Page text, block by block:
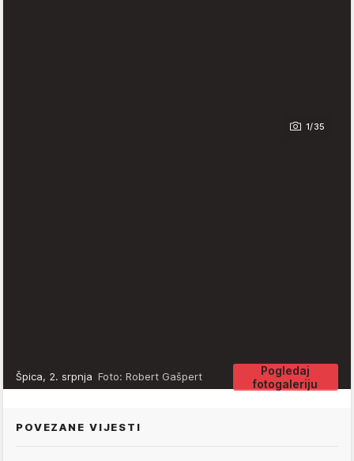
1/35
Pogledaj
fotogaleriju
Špica, 2. srpnja Foto: Robert Gašpert
POVEZANE VIJESTI